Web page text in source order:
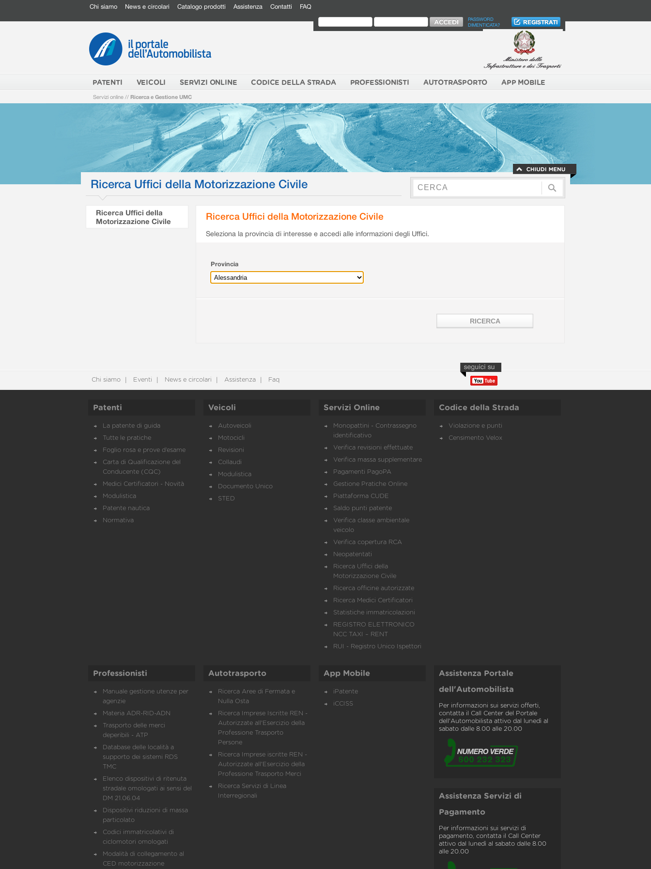
Chi siamo News e circolari Catalogo prodotti Assistenza Contatti FAQ
PASSWORD
DIMENTICATA?
PATENTI VEICOLI SERVIZI ONLINE CODICE DELLA STRADA PROFESSIONISTI AUTOTRASPORTO APP MOBILE
Servizi online // Ricerca e Gestione UMC
Ricerca Uffici della Motorizzazione Civile
Ricerca Uffici della
Motorizzazione Civile
Ricerca Uffici della Motorizzazione Civile
Seleziona la provincia di interesse e accedi alle informazioni degli Uffici.
Provincia
Chi siamo Eventi News e circolari Assistenza Faq
Patenti
La patente di guida
Tutte le pratiche
Foglio rosa e prove d’esame
Carta di Qualificazione del
Conducente (CQC)
Medici Certificatori - Novità
Modulistica
Patente nautica
Normativa
Veicoli
Autoveicoli
Motocicli
Revisioni
Collaudi
Modulistica
Documento Unico
STED
Servizi Online
Monopattini - Contrassegno
identificativo
Verifica revisioni effettuate
Verifica massa supplementare
Pagamenti PagoPA
Gestione Pratiche Online
Piattaforma CUDE
Saldo punti patente
Verifica classe ambientale
veicolo
Verifica copertura RCA
Neopatentati
Ricerca Uffici della
Motorizzazione Civile
Ricerca officine autorizzate
Ricerca Medici Certificatori
Statistiche immatricolazioni
REGISTRO ELETTRONICO
NCC TAXI – RENT
RUI - Registro Unico Ispettori
Codice della Strada
Violazione e punti
Censimento Velox
Professionisti
Manuale gestione utenze per
agenzie
Materia ADR-RID-ADN
Trasporto delle merci
deperibili - ATP
Database delle località a
supporto dei sistemi RDS
TMC
Elenco dispositivi di ritenuta
stradale omologati ai sensi del
DM 21.06.04
Dispositivi riduzioni di massa
particolato
Codici immatricolativi di
ciclomotori omologati
Modalità di collegamento al
CED motorizzazione
Autotrasporto
Ricerca Aree di Fermata e
Nulla Osta
Ricerca Imprese Iscritte REN -
Autorizzate all'Esercizio della
Professione Trasporto
Persone
Ricerca Imprese iscritte REN -
Autorizzate all'Esercizio della
Professione Trasporto Merci
Ricerca Servizi di Linea
Interregionali
App Mobile
iPatente
iCCISS
Assistenza Portale
dell'Automobilista
Per informazioni sui servizi offerti,
contatta il Call Center del Portale
dell'Automobilista attivo dal lunedì al
sabato dalle 8.00 alle 20.00
Assistenza Servizi di
Pagamento
Per informazioni sui servizi di
pagamento, contatta il Call Center
attivo dal lunedì al sabato dalle 8.00
alle 20.00